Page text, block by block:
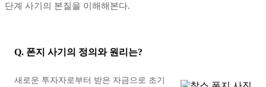
단계 사기의 본질을 이해해본다.
Q. 폰지 사기의 정의와 원리는?
새로운 투자자로부터 받은 자금으로 초기